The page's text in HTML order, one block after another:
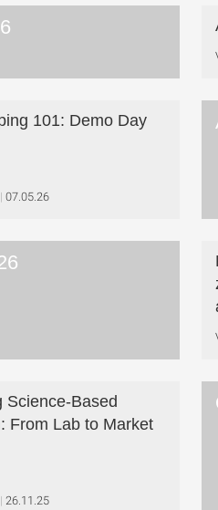
101: Demo Day
07.05.26
Science-Based
From Lab to Market
26.11.25